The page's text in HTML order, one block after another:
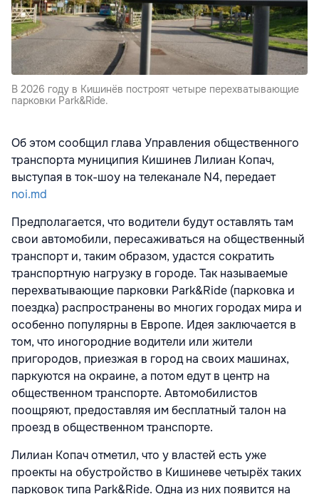
В 2026 году в Кишинёв построят четыре перехватывающие
парковки Park&Ride.
Об этом сообщил глава Управления общественного
транспорта муниципия Кишинев Лилиан Копач,
выступая в ток-шоу на телеканале N4, передает
noi.md
Предполагается, что водители будут оставлять там
свои автомобили, пересаживаться на общественный
транспорт и, таким образом, удастся сократить
транспортную нагрузку в городе. Так называемые
перехватывающие парковки Park&Ride (парковка и
поездка) распространены во многих городах мира и
особенно популярны в Европе. Идея заключается в
том, что иногородние водители или жители
пригородов, приезжая в город на своих машинах,
паркуются на окраине, а потом едут в центр на
общественном транспорте. Автомобилистов
поощряют, предоставляя им бесплатный талон на
проезд в общественном транспорте.
Лилиан Копач отметил, что у властей есть уже
проекты на обустройство в Кишиневе четырёх таких
парковок типа Park&Ride. Одна из них появится на